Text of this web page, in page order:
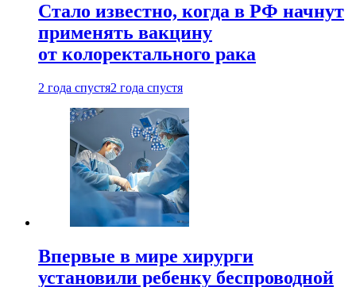
Стало известно, когда в РФ начнут
применять вакцину
от колоректального рака
2 года спустя2 года спустя
Впервые в мире хирурги
установили ребенку беспроводной